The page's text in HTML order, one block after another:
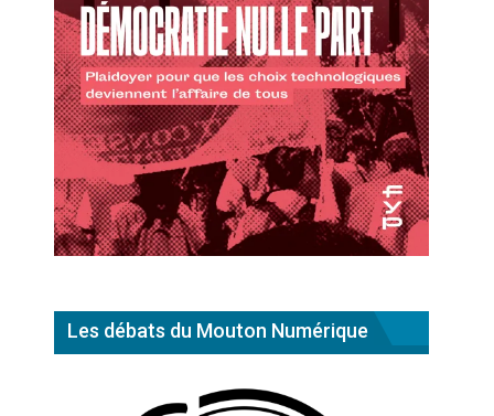
Les débats du Mouton Numérique